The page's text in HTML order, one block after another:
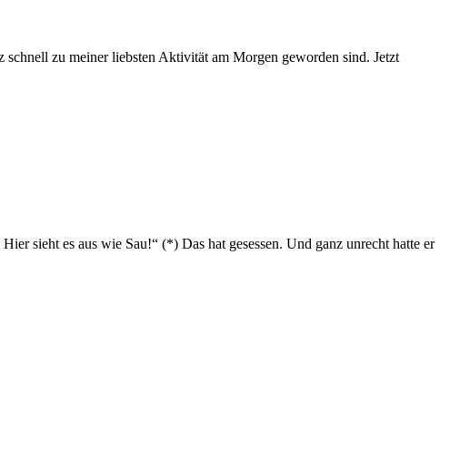
zu meiner liebsten Aktivität am Morgen geworden sind. Jetzt
sieht es aus wie Sau!“ (*) Das hat gesessen. Und ganz unrecht hatte er